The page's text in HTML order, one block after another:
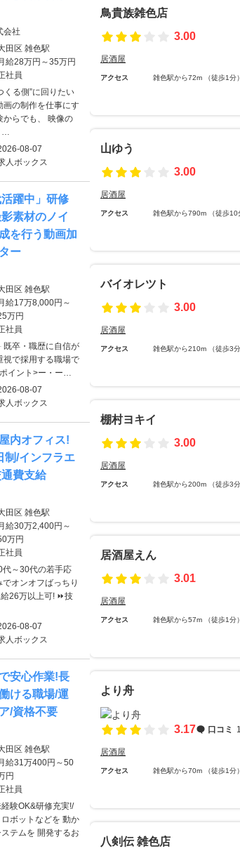
鳥貴族雑色店
3.00
居酒屋
アクセス 雑色駅から72m （徒歩1分）
山ゆう
3.00
居酒屋
アクセス 雑色駅から790m （徒歩10
バイオレツト
3.00
居酒屋
アクセス 雑色駅から210m （徒歩3分
棚村ヨキイ
3.00
居酒屋
アクセス 雑色駅から200m （徒歩3分
居酒屋えん
3.01
居酒屋
アクセス 雑色駅から57m （徒歩1分）
より舟
3.17 口コミ
居酒屋
アクセス 雑色駅から70m （徒歩1分）
八剣伝 雑色店
会社
田区 雑色駅
給28万円～35万円
社員
くる側”に回りたい
画の制作を仕事にす
からでも、 映像の
08-07
人ボックス
活躍中」研修
素材のノイ
を行う動画加
ー
田区 雑色駅
給17万8,000円～
万円
社員
既卒・職歴に自信が
視で採用する職場で
イント>ー・ー…
08-07
人ボックス
内オフィス!
制/インフラエ
費支給
田区 雑色駅
給30万2,400円～
万円
社員
代～30代の若手応
オンオフばっちり
26万以上可! ⏩技
08-07
人ボックス
安心作業!長
ける職場/運
/資格不要
田区 雑色駅
給31万400円～50
円
社員
経験OK&研修充実!/
ボットなどを 動か
テムを 開発するお